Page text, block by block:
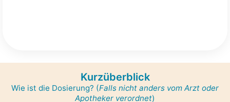
Kurzüberblick
Wie ist die Dosierung? (Falls nicht anders vom Arzt oder
Apotheker verordnet)